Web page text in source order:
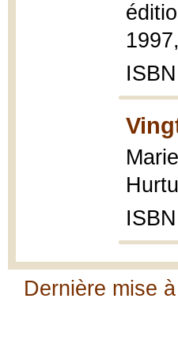
Dernière mise